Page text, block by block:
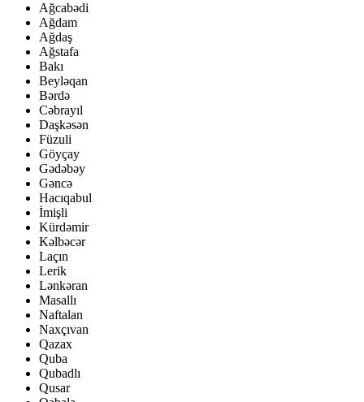
Ağcabədi
Ağdam
Ağdaş
Ağstafa
Bakı
Beyləqan
Bərdə
Cəbrayıl
Daşkəsən
Füzuli
Göyçay
Gədəbəy
Gəncə
Hacıqabul
İmişli
Kürdəmir
Kəlbəcər
Laçın
Lerik
Lənkəran
Masallı
Naftalan
Naxçıvan
Qazax
Quba
Qubadlı
Qusar